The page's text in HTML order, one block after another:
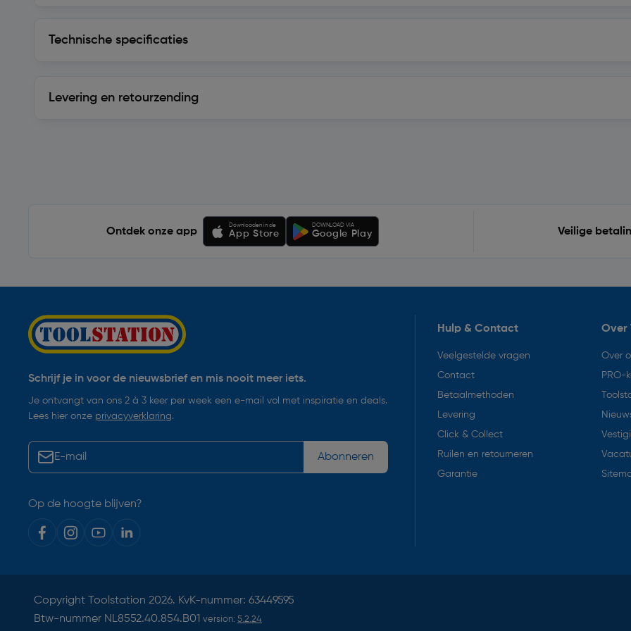
Technische specificaties
Levering en retourzending
Ontdek onze app
Downloaden in de
App Store
DOWNLOAD VIA
Google Play Veilige
Schrijf je in voor de nieuwsbrief en mis nooit meer iets.
Je ontvangt van ons 2 à 3 keer per week een e-mail vol met inspiratie en deals.
Lees hier onze privacyverklaring.
Abonneren
Op de hoogte blijven?
Hulp & Contact
Veelgestelde vragen
Contact
Betaalmethoden
Levering
Click & Collect
Ruilen en retourneren
Garantie
Over
Over
PRO-
Copyright Toolstation 2026. KvK-nummer: 63449595
Btw-nummer NL8552.40.854.B01 version: 5.2.24